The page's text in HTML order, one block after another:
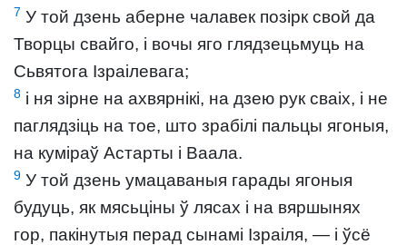
7 У той дзень аберне чалавек позірк свой да
Творцы свайго, і вочы яго глядзецьмуць на
Сьвятога Ізраілевага;
8 і ня зірне на ахвярнікі, на дзею рук сваіх, і не
паглядзіць на тое, што зрабілі пальцы ягоныя,
на куміраў Астарты і Ваала.
9 У той дзень умацаваныя гарады ягоныя
будуць, як мясьціны ў лясах і на вяршынях
гор, пакінутыя перад сынамі Ізраіля, — і ўсё